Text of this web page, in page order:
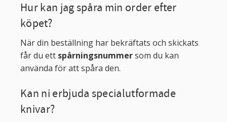
Hur kan jag spåra min order efter
köpet?
När din beställning har bekräftats och skickats
får du ett spårningsnummersom du kan
använda för att spåra den.
Kan ni erbjuda specialutformade
knivar?